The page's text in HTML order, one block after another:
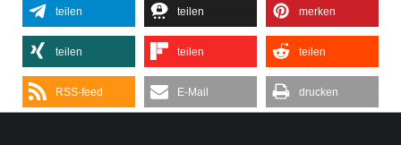
teilen teilen merken
teilen teilen teilen
RSS-feed E-Mail drucken